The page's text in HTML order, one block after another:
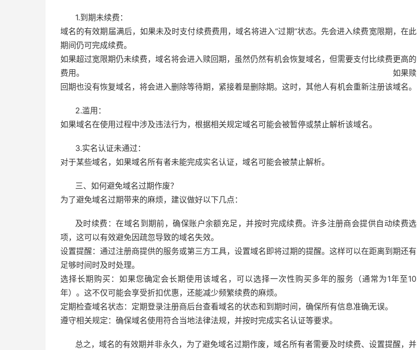
1.到期未续费：
域名的有效期届满后，如果未及时支付续费费用，域名将进入“过期”状态。先会进入续费宽限期，在此
期间仍可完成续费。
如果超过宽限期仍未续费，域名将会进入赎回期，虽然仍然有机会恢复域名，但需要支付比续费更高的
费用。 如果赎
回期也没有恢复域名，将会进入删除等待期，紧接着是删除期。这时，其他人有机会重新注册该域名。
2.滥用：
如果域名在使用过程中涉及违法行为，根据相关规定域名可能会被暂停或禁止解析该域名。
3.实名认证未通过：
对于某些域名，如果域名所有者未能完成实名认证，域名可能会被禁止解析。
三、如何避免域名过期作废？
为了避免域名过期带来的麻烦，建议做好以下几点：
及时续费：在域名到期前，确保账户余额充足，并按时完成续费。许多注册商会提供自动续费选
项，这可以有效避免因疏忽导致的域名失效。
设置提醒：通过注册商提供的服务或第三方工具，设置域名即将过期的提醒。这样可以在距离到期还有
足够时间时及时处理。
选择长期购买：如果您确定会长期使用该域名，可以选择一次性购买多年的服务（通常为1年至10
年）。这不仅可能会享受折扣优惠，还能减少频繁续费的麻烦。
定期检查域名状态：定期登录注册商后台查看域名的状态和到期时间，确保所有信息准确无误。
遵守相关规定：确保域名使用符合当地法律法规，并按时完成实名认证等要求。
总之，域名的有效期并非永久，为了避免域名过期作废，域名所有者需要及时续费、设置提醒，并